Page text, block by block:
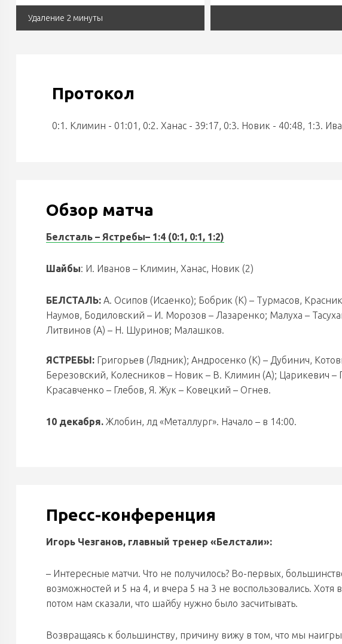
Удаление 2 минуты
Протокол
0:1. Климин - 01:01, 0:2. Ханас - 39:17, 0:3. Новик - 40:48, 1:3.
Обзор матча
Белсталь – Ястребы– 1:4 (0:1, 0:1, 1:2)
Шайбы: И. Иванов – Климин, Ханас, Новик (2)
БЕЛСТАЛЬ: А. Осипов (Исаенко); Бобрик (К) – Турмасов,
Наумов, Бодиловский – И. Морозов – Лазаренко; Малуха –
Литвинов (А) – Н. Шуринов; Малашков.
ЯСТРЕБЫ: Григорьев (Лядник); Андросенко (К) – Дубинич,
Березовский, Колесников – Новик – В. Климин (А); Царикевич
Красавченко – Глебов, Я. Жук – Ковецкий – Огнев.
10 декабря. Жлобин, лд «Металлург». Начало – в 14:00.
Пресс-конференция
Игорь Чезганов, главный тренер «Белстали»:
– Интересные матчи. Что не получилось? Во-первых,
возможностей и 5 на 4, и вчера 5 на 3 не воспользовались. Хотя
потом нам сказали, что шайбу нужно было засчитывать.
Возвращаясь к большинству, причину вижу в том, что мы